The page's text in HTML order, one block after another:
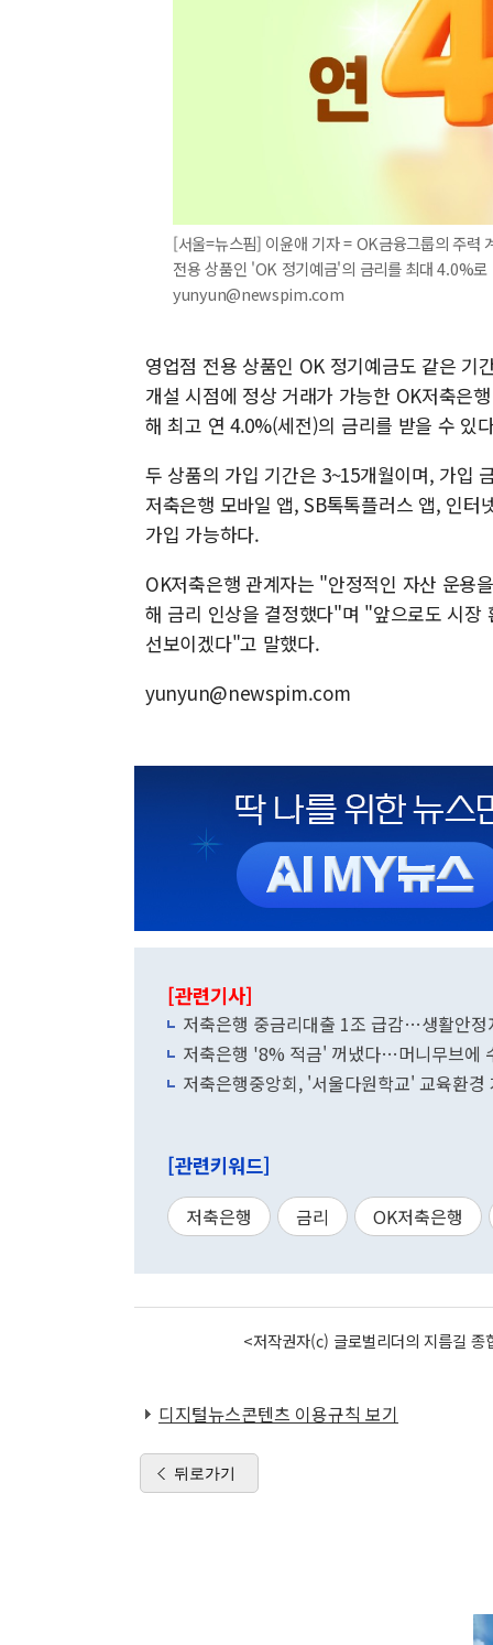
[서울=뉴스핌] 이윤애 기자 = OK금융그룹의 주력
전용 상품인 'OK 정기예금'의 금리를 최대 4.0%
yunyun@newspim.com
영업점 전용 상품인 OK 정기예금도 같은 기
개설 시점에 정상 거래가 가능한 OK저축은
해 최고 연 4.0%(세전)의 금리를 받을 수 있
두 상품의 가입 기간은 3~15개월이며, 가입
저축은행 모바일 앱, SB톡톡플러스 앱, 인
가입 가능하다.
OK저축은행 관계자는 "안정적인 자산 운용
해 금리 인상을 결정했다"며 "앞으로도 시장
선보이겠다"고 말했다.
yunyun@newspim.com
[관련기사]
저축은행 중금리대출 1조 급감…생활안정
저축은행 '8% 적금' 꺼냈다…머니무브에
저축은행중앙회, '서울다원학교' 교육환경
[관련키워드]
저축은행 금리 OK저축은행
<저작권자(c) 글로벌리더의 지름길
디지털뉴스콘텐츠 이용규칙 보기
뒤로가기